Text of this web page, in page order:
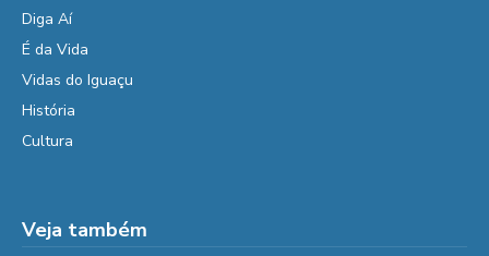
Diga Aí
É da Vida
Vidas do Iguaçu
História
Cultura
Veja também